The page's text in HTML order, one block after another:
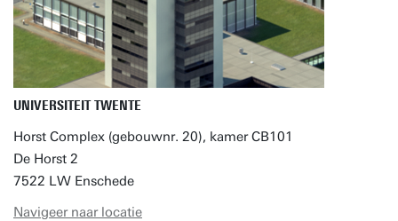
UNIVERSITEIT TWENTE
Horst Complex (gebouwnr. 20), kamer CB101
De Horst 2
7522 LW Enschede
Navigeer naar locatie